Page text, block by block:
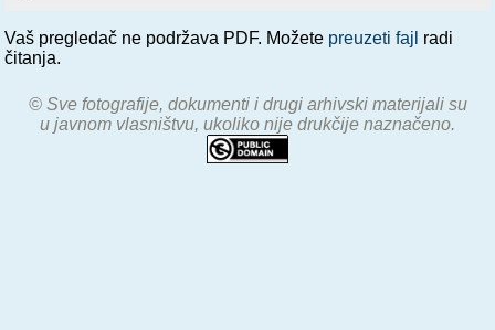
Vaš pregledač ne podržava PDF. Možete preuzeti fajl radi
čitanja.
© Sve fotografije, dokumenti i drugi arhivski materijali su
u javnom vlasništvu, ukoliko nije drukčije naznačeno.